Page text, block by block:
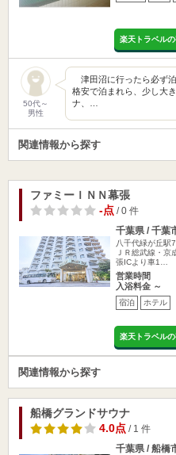
楽天トラベル
50代～
男性
津田沼に行ったら必ず
格安で泊まれら、少し大
ナ、…
関連情報から探す
ファミーＩＮＮ幕張
-点/ 0 件
千葉県 / 千葉
八千代緑が丘駅
ＪＲ総武線・
張ICより車1…
営業時間
入浴料金 ～
宿泊 ホテル
楽天トラベル
関連情報から探す
船橋グランドサウナ
4.0点/ 1 件
千葉県 / 船橋